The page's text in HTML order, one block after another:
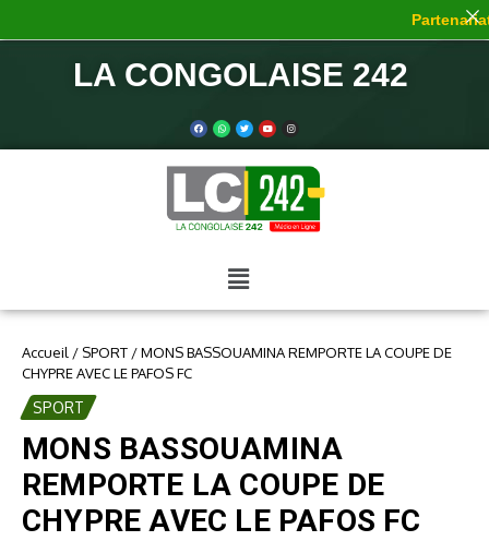
LA CONGOLAISE 242
Accueil / SPORT /MONS BASSOUAMINA REMPORTE LA COUPE DE
CHYPRE AVEC LE PAFOS FC
SPORT
MONS BASSOUAMINA
REMPORTE LA COUPE DE
CHYPRE AVEC LE PAFOS FC
Partenariat